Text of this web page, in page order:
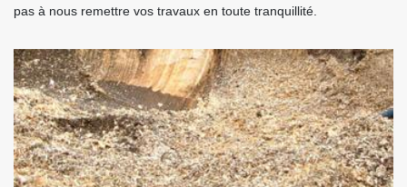
pas à nous remettre vos travaux en toute tranquillité.